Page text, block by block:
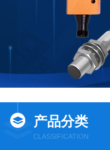
产品分类
CLASSIFICATION